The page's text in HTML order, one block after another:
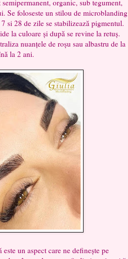
organic, sub tegument,
Se foloseste un stilou de microblanding
si 28 de zile se stabilizează pigmentul.
la culoare și după se revine la retuș.
nuanțele de roșu sau albastru de la
la 2 ani.
un aspect care ne definește pe